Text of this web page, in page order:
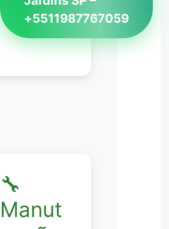
+5511987767059
🔧
Manut